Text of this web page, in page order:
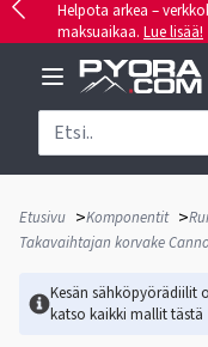
Helpota arkea –
maksuaikaa. Lue lisää!
Etusivu >Komponentit >
Takavaihtajan korvake
Kesän sähköpyörädiilit
katso kaikki mallittästä